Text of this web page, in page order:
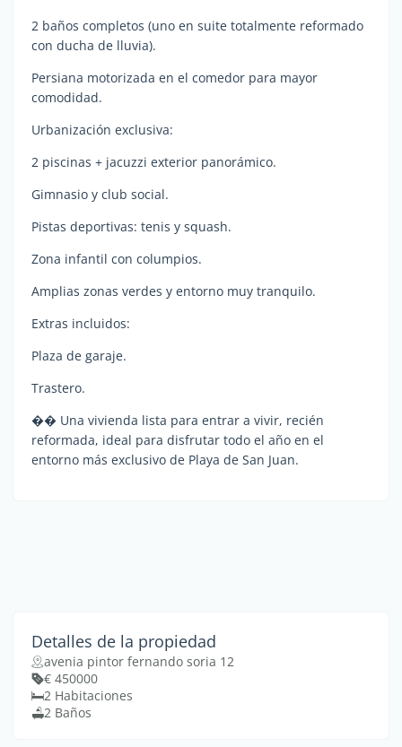
2 baños completos (uno en suite totalmente reformado
con ducha de lluvia).
Persiana motorizada en el comedor para mayor
comodidad.
Urbanización exclusiva:
2 piscinas + jacuzzi exterior panorámico.
Gimnasio y club social.
Pistas deportivas: tenis y squash.
Zona infantil con columpios.
Amplias zonas verdes y entorno muy tranquilo.
Extras incluidos:
Plaza de garaje.
Trastero.
�� Una vivienda lista para entrar a vivir, recién
reformada, ideal para disfrutar todo el año en el
entorno más exclusivo de Playa de San Juan.
Detalles de la propiedad
avenia pintor fernando soria 12
€ 450000
2 Habitaciones
2 Baños